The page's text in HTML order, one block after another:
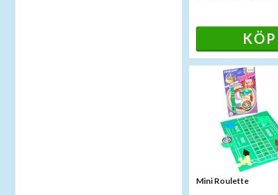
KÖP
Mini Roulette